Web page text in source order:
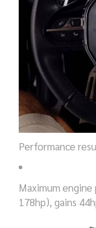
Performance
Maximum
178hp), gains